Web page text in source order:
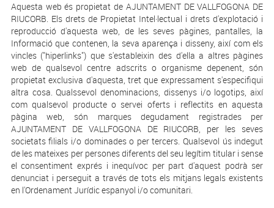
Aquesta web és propietat de AJUNTAMENT DE VALLFOGONA DE
RIUCORB. Els drets de Propietat Intel·lectual i drets d'explotació i
reproducció d'aquesta web, de les seves pàgines, pantalles, la
Informació que contenen, la seva aparença i disseny, així com els
vincles ("hiperlinks") que s'estableixin des d'ella a altres pàgines
web de qualsevol centre adscrits o organisme depenent, són
propietat exclusiva d'aquesta, tret que expressament s'especifiqui
altra cosa. Qualssevol denominacions, dissenys i/o logotips, així
com qualsevol producte o servei oferts i reflectits en aquesta
pàgina web, són marques degudament registrades per
AJUNTAMENT DE VALLFOGONA DE RIUCORB, per les seves
societats filials i/o dominades o per tercers. Qualsevol ús indegut
de les mateixes per persones diferents del seu legítim titular i sense
el consentiment exprés i inequívoc per part d'aquest podrà ser
denunciat i perseguit a través de tots els mitjans legals existents
en l'Ordenament Jurídic espanyol i/o comunitari.